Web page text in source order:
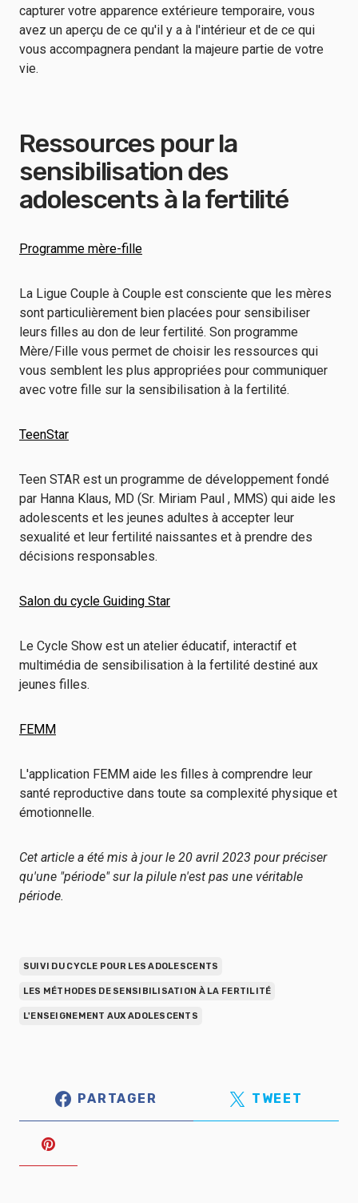
capturer votre apparence extérieure temporaire, vous
avez un aperçu de ce qu'il y a à l'intérieur et de ce qui
vous accompagnera pendant la majeure partie de votre
vie.
Ressources pour la
sensibilisation des
adolescents à la fertilité
Programme mère-fille
La Ligue Couple à Couple est consciente que les mères
sont particulièrement bien placées pour sensibiliser
leurs filles au don de leur fertilité. Son programme
Mère/Fille vous permet de choisir les ressources qui
vous semblent les plus appropriées pour communiquer
avec votre fille sur la sensibilisation à la fertilité.
TeenStar
Teen STAR est un programme de développement fondé
par Hanna Klaus, MD (Sr. Miriam Paul , MMS) qui aide les
adolescents et les jeunes adultes à accepter leur
sexualité et leur fertilité naissantes et à prendre des
décisions responsables.
Salon du cycle Guiding Star
Le Cycle Show est un atelier éducatif, interactif et
multimédia de sensibilisation à la fertilité destiné aux
jeunes filles.
FEMM
L'application FEMM aide les filles à comprendre leur
santé reproductive dans toute sa complexité physique et
émotionnelle.
Cet article a été mis à jour le 20 avril 2023 pour préciser
qu'une "période" sur la pilule n'est pas une véritable
période.
SUIVI DU CYCLE POUR LES ADOLESCENTS
LES MÉTHODES DE SENSIBILISATION À LA FERTILITÉ
L'ENSEIGNEMENT AUX ADOLESCENTS
PARTAGER TWEET